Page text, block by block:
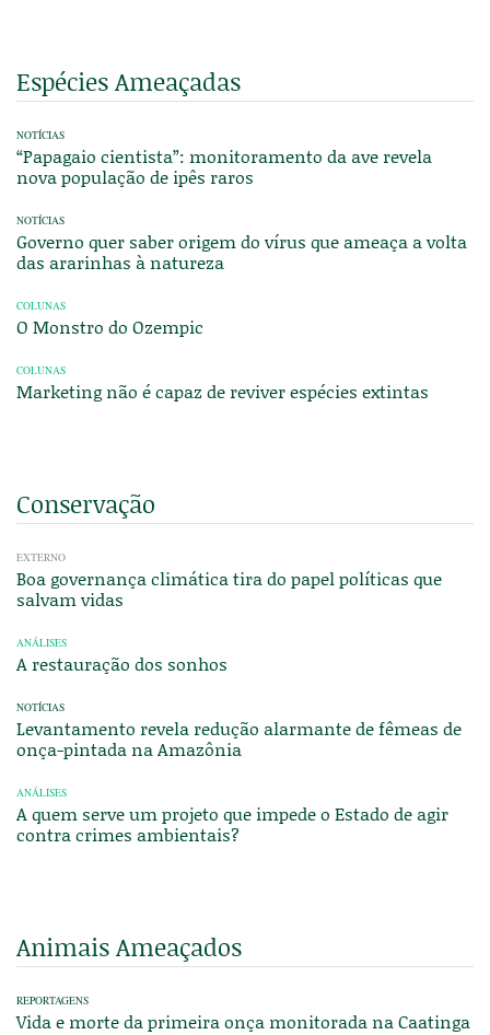
Espécies Ameaçadas
NOTÍCIAS
“Papagaio cientista”: monitoramento da ave revela
nova população de ipês raros
NOTÍCIAS
Governo quer saber origem do vírus que ameaça a volta
das ararinhas à natureza
COLUNAS
O Monstro do Ozempic
COLUNAS
Marketing não é capaz de reviver espécies extintas
Conservação
EXTERNO
Boa governança climática tira do papel políticas que
salvam vidas
ANÁLISES
A restauração dos sonhos
NOTÍCIAS
Levantamento revela redução alarmante de fêmeas de
onça-pintada na Amazônia
ANÁLISES
A quem serve um projeto que impede o Estado de agir
contra crimes ambientais?
Animais Ameaçados
REPORTAGENS
Vida e morte da primeira onça monitorada na Caatinga